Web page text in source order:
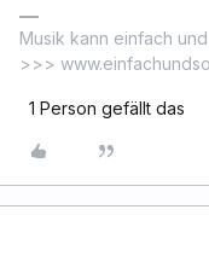
Musik kann einfach
>>>
1 Person gefällt das